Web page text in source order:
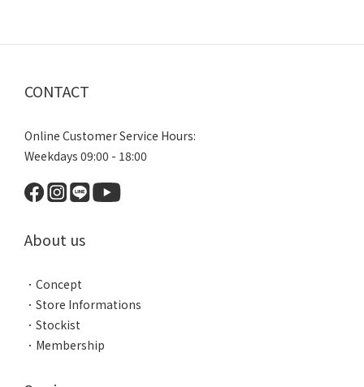
CONTACT
Online Customer Service Hours:
Weekdays 09:00 - 18:00
About us
． Concept
． Store Informations
． Stockist
． Membership